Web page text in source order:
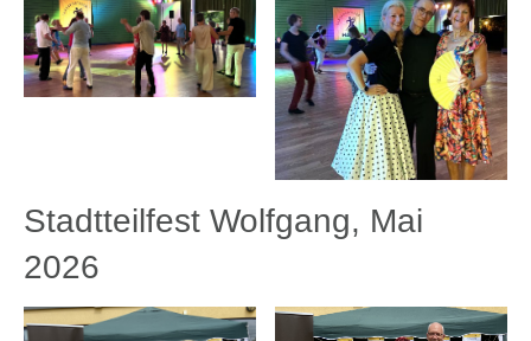
Stadtteilfest Wolfgang, Mai
2026